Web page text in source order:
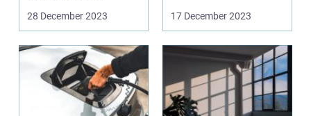
innovative
28 December 2023 17 December 2023